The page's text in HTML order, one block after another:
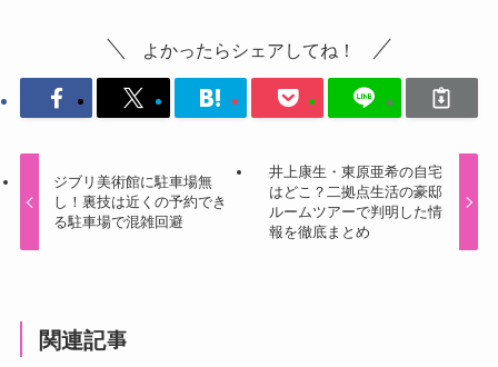
よかったらシェアしてね！
ジブリ美術館に駐車場無
し！裏技は近くの予約でき
る駐車場で混雑回避
井上康生・東原亜希の自宅
はどこ？二拠点生活の豪邸
ルームツアーで判明した情
報を徹底まとめ
関連記事